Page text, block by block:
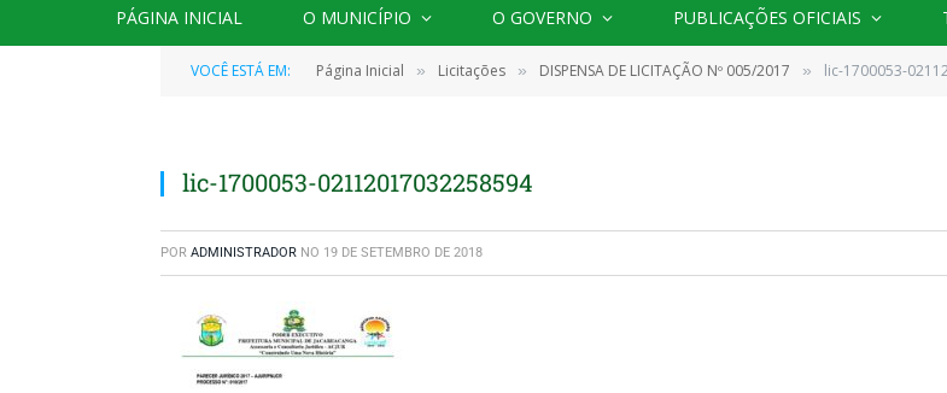
PÁGINA INICIAL O MUNICÍPIO O GOVERNO PUBLICAÇÕES OFICIAIS
VOCÊ ESTÁ EM: Página Inicial » Licitações » DISPENSA DE LICITAÇÃO Nº 005/2017 » lic-1700053-
lic-1700053-02112017032258594
POR ADMINISTRADOR NO 19 DE SETEMBRO DE 2018